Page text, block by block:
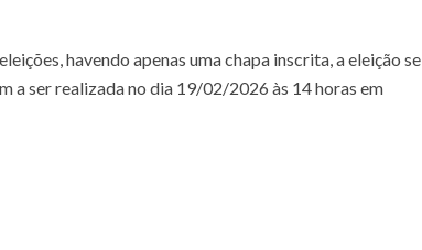
havendo apenas uma chapa inscrita, a eleição se
a ser realizada no dia 19/02/2026 às 14 horas em